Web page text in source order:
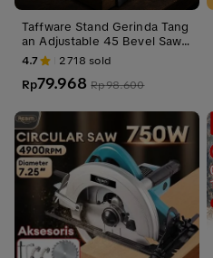
Taffware Stand Gerinda Tang
an Adjustable 45 Bevel Saw
Blade 100-125mm - GW10
4.7 2718 sold
Rp79.968 Rp98.600